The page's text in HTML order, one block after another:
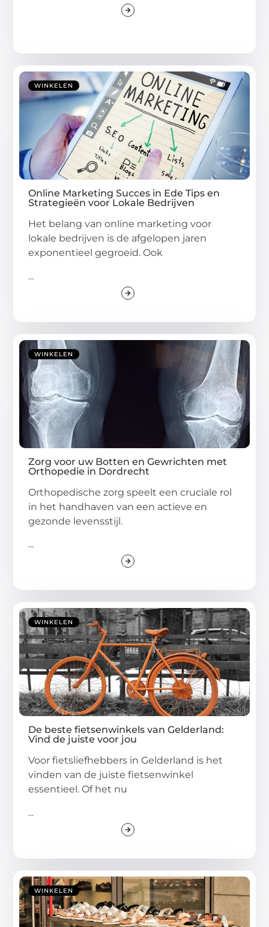
WINKELEN
Online Marketing Succes in Ede Tips en
Strategieën voor Lokale Bedrijven
Het belang van online marketing voor
lokale bedrijven is de afgelopen jaren
exponentieel gegroeid. Ook
...
WINKELEN
Zorg voor uw Botten en Gewrichten met
Orthopedie in Dordrecht
Orthopedische zorg speelt een cruciale rol
in het handhaven van een actieve en
gezonde levensstijl.
...
WINKELEN
De beste fietsenwinkels van Gelderland:
Vind de juiste voor jou
Voor fietsliefhebbers in Gelderland is het
vinden van de juiste fietsenwinkel
essentieel. Of het nu
...
WINKELEN